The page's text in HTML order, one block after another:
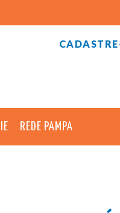
REDE PAMPA